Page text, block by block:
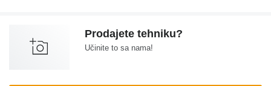
Prodajete tehniku?
Učinite to sa nama!